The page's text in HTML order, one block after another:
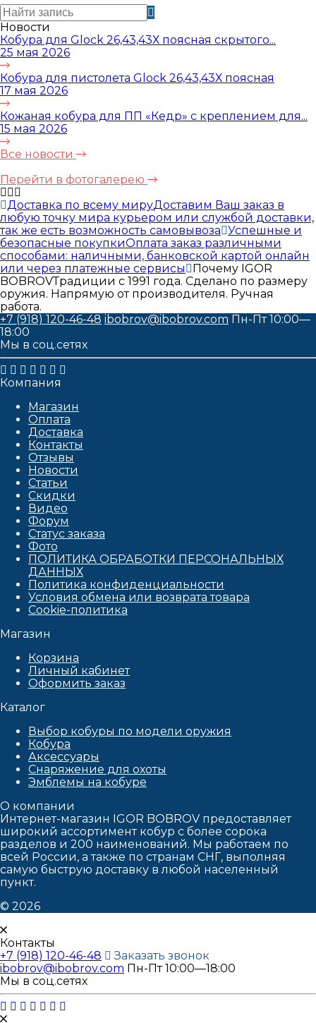
Новости
Кобура для Glock 26,43,43Х поясная скрытого...
25 мая 2026
Кобура для пистолета Glock 26,43,43Х поясная
17 мая 2026
Кожаная кобура для ПП «Кедр» с креплением для...
15 мая 2026
Все новости
Перейти в фотогалерею
Доставка по всему мируДоставим Ваш заказ в
любую точку мира курьером или службой доставки,
так же есть возможность самовывоза Успешные и
безопасные покупкиОплата заказ различными
способами: наличными, банковской картой онлайн
или через платежные сервисы
Почему IGOR
BOBROVТрадиции с 1991 года. Сделано по размеру
оружия. Напрямую от производителя. Ручная
работа.
+7 (918) 120-46-48 ibobrov@ibobrov.com Пн-Пт 10:00—
18:00
Мы в соц.сетях
Компания
Магазин
Оплата
Доставка
Контакты
Отзывы
Новости
Статьи
Скидки
Видео
Форум
Статус заказа
Фото
ПОЛИТИКА ОБРАБОТКИ ПЕРСОНАЛЬНЫХ
ДАННЫХ​
Политика конфиденциальности
Условия обмена или возврата товара
Cookie-политика
Магазин
Корзина
Личный кабинет
Оформить заказ
Каталог
Выбор кобуры по модели оружия
Кобура
Аксессуары
Снаряжение для охоты
Эмблемы на кобуре
О компании
Интернет-магазин IGOR BOBROV предоставляет
широкий ассортимент кобур c более сорока
разделов и 200 наименований. Мы работаем по
всей России, а также по странам СНГ, выполняя
самую быструю доставку в любой населенный
пункт.
© 2026
Контакты
+7 (918) 120-46-48
Заказать звонок
ibobrov@ibobrov.com Пн-Пт 10:00—18:00
Мы в соц.сетях